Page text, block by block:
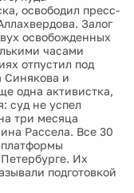
освободил пресс-
Залог
освобожденных
часами
отпустил под
Синякова и
одна активистка,
суд не успел
три месяца
Рассела. Все 30
Их
подготовкой